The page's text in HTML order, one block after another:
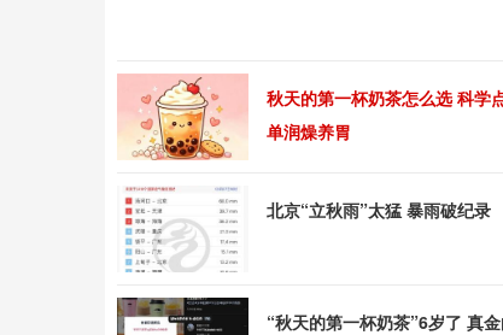
秋天的第一杯奶茶怎么选 科学
单润燥养胃
北京“立秋雨”太猛 暴雨破纪录
“秋天的第一杯奶茶”6岁了 真金